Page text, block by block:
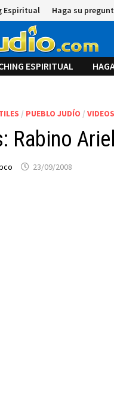
Espiritual Haga su
ESPIRITUAL
/ PUEBLO JUDÍO /VIDEOS
Rabino
23/09/2008